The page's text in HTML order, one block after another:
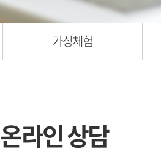
가상체험
온라인 상담